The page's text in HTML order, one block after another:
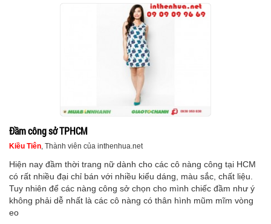
Đầm công sở TPHCM
Kiều Tiên, Thành viên của inthenhua.net
Hiện nay đầm thời trang nữ dành cho các cô nàng công tại HCM
có rất nhiều đại chỉ bán với nhiều kiểu dáng, màu sắc, chất liệu.
Tuy nhiên để các nàng công sở chọn cho mình chiếc đầm như ý
không phải dễ nhất là các cô nàng có thân hình mũm mĩm vòng
eo